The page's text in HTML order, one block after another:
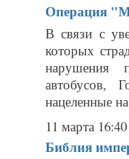
Операция
В связи с
которых
нарушения
автобусов,
нацеленные
11 марта 16:40
Библия